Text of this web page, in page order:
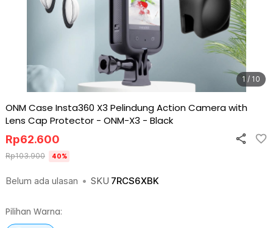
1 / 10
ONM Case Insta360 X3 Pelindung Action Camera with
Lens Cap Protector - ONM-X3 - Black
Belum ada ulasan • SKU 7RCS6XBK
Rp62.600
Rp103.900 40%
Pilihan Warna: